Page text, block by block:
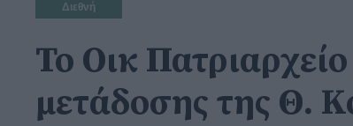
Διεθνή
Το Οικ
μετάδοσης της Θ.